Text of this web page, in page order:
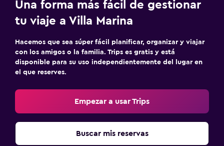
Bar/lounge
Nevera
Actividades
Bicicletas
Ping pong
Ideal para familias
Una forma más fácil de gestionar
tu viaje a Villa Marina
Hacemos que sea súper fácil planificar, organizar y viajar
con los amigos o la familia. Trips es gratis y está
disponible para su uso independientemente del lugar en
el que reserves.
Empezar a usar Trips
Buscar mis reservas